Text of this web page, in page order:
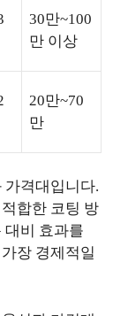
30만~100
만 이상
20만~70
만
가격대입니다.
합한 코팅 방
대비 효과를
장 경제적일